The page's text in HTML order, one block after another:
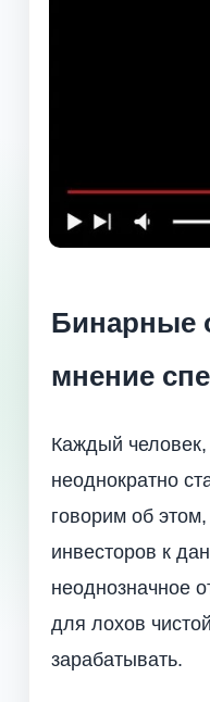
Бинарные
мнение
Каждый
неоднократно
говорим об
инвесторов к
неоднозначное
для лохов
зарабатывать.